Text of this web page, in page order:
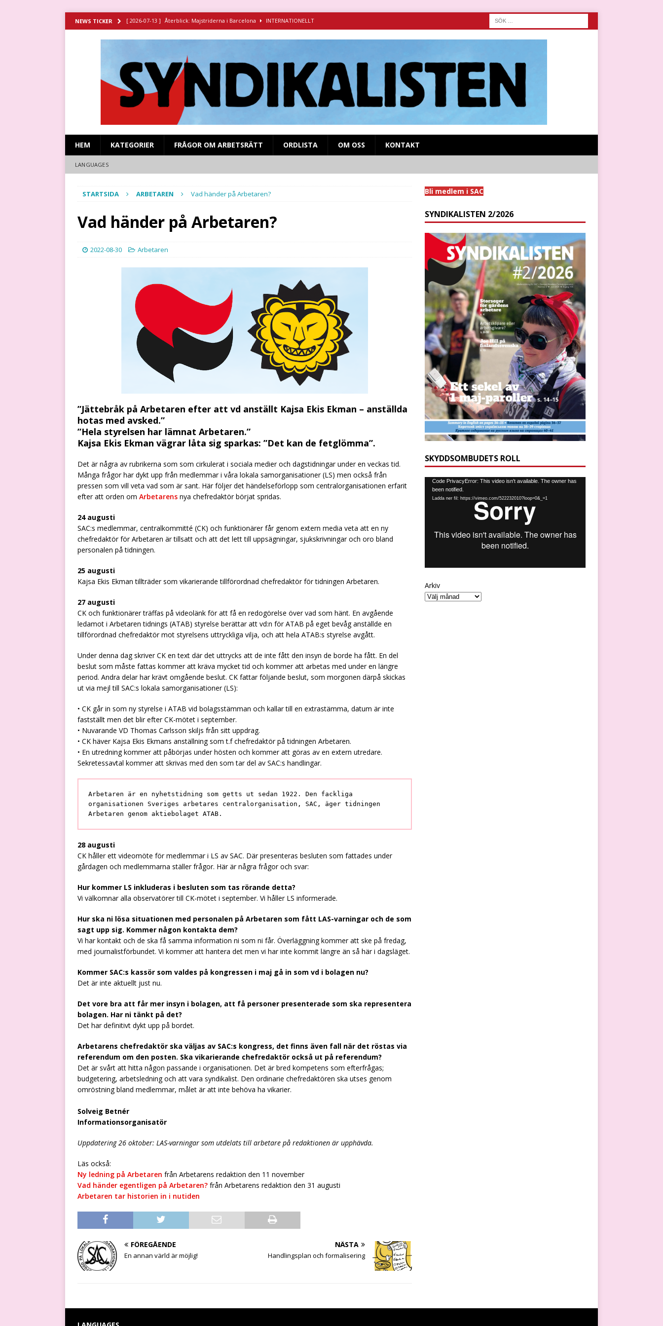
NEWS TICKER [ 2026-07-13 ] Återblick: Majstriderna i Barcelona INTERNATIONELLT
Strejken vid Stripa gruva 1925-1927 – föredrag för Syndikalistiska kamratföreningen
HISTORIA
[ 2026-06-23 ] Missa inte filmen om syndikalistisk kamp på SVT Play! MIGRANTARBETARE
[ 2026-07-15 ] Återblick: Revolutionens och inbördeskrigets Spanien INTERNATIONELLT
HEM KATEGORIER FRÅGOR OM ARBETSRÄTT ORDLISTA OM OSS KONTAKT
LANGUAGES
STARTSIDA ARBETAREN Vad händer på Arbetaren?
Vad händer på Arbetaren?
2022-08-30 Arbetaren
”Jättebråk på Arbetaren efter att vd anställt Kajsa Ekis Ekman – anställda
hotas med avsked.”
”Hela styrelsen har lämnat Arbetaren.”
Kajsa Ekis Ekman vägrar låta sig sparkas: ”Det kan de fetglömma”.
Det är några av rubrikerna som som cirkulerat i sociala medier och dagstidningar under en veckas tid.
Många frågor har dykt upp från medlemmar i våra lokala samorganisationer (LS) men också från
pressen som vill veta vad som är sant. Här följer det händelseförlopp som centralorganisationen erfarit
efter att orden om Arbetarens nya chefredaktör börjat spridas.
24 augusti
SAC:s medlemmar, centralkommitté (CK) och funktionärer får genom extern media veta att en ny
chefredaktör för Arbetaren är tillsatt och att det lett till uppsägningar, sjukskrivningar och oro bland
personalen på tidningen.
25 augusti
Kajsa Ekis Ekman tillträder som vikarierande tillförordnad chefredaktör för tidningen Arbetaren.
27 augusti
CK och funktionärer träffas på videolänk för att få en redogörelse över vad som hänt. En avgående
ledamot i Arbetaren tidnings (ATAB) styrelse berättar att vd:n för ATAB på eget bevåg anställde en
tillförordnad chefredaktör mot styrelsens uttryckliga vilja, och att hela ATAB:s styrelse avgått.
Under denna dag skriver CK en text där det uttrycks att de inte fått den insyn de borde ha fått. En del
beslut som måste fattas kommer att kräva mycket tid och kommer att arbetas med under en längre
period. Andra delar har krävt omgående beslut. CK fattar följande beslut, som morgonen därpå skickas
ut via mejl till SAC:s lokala samorganisationer (LS):
• CK går in som ny styrelse i ATAB vid bolagsstämman och kallar till en extrastämma, datum är inte
fastställt men det blir efter CK-mötet i september.
• Nuvarande VD Thomas Carlsson skiljs från sitt uppdrag.
• CK häver Kajsa Ekis Ekmans anställning som t.f chefredaktör på tidningen Arbetaren.
• En utredning kommer att påbörjas under hösten och kommer att göras av en extern utredare.
Sekretessavtal kommer att skrivas med den som tar del av SAC:s handlingar.
Arbetaren är en nyhetstidning som getts ut sedan 1922. Den fackliga
organisationen Sveriges arbetares centralorganisation, SAC, äger tidningen
Arbetaren genom aktiebolaget ATAB.
28 augusti
CK håller ett videomöte för medlemmar i LS av SAC. Där presenteras besluten som fattades under
gårdagen och medlemmarna ställer frågor. Här är några frågor och svar:
Hur kommer LS inkluderas i besluten som tas rörande detta?
Vi välkomnar alla observatörer till CK-mötet i september. Vi håller LS informerade.
Hur ska ni lösa situationen med personalen på Arbetaren som fått LAS-varningar och de som
sagt upp sig. Kommer någon kontakta dem?
Vi har kontakt och de ska få samma information ni som ni får. Överläggning kommer att ske på fredag,
med journalistförbundet. Vi kommer att hantera det men vi har inte kommit längre än så här i dagsläget.
Kommer SAC:s kassör som valdes på kongressen i maj gå in som vd i bolagen nu?
Det är inte aktuellt just nu.
Det vore bra att får mer insyn i bolagen, att få personer presenterade som ska representera
bolagen. Har ni tänkt på det?
Det har definitivt dykt upp på bordet.
Arbetarens chefredaktör ska väljas av SAC:s kongress, det finns även fall när det röstas via
referendum om den posten. Ska vikarierande chefredaktör också ut på referendum?
Det är svårt att hitta någon passande i organisationen. Det är bred kompetens som efterfrågas;
budgetering, arbetsledning och att vara syndikalist. Den ordinarie chefredaktören ska utses genom
omröstning bland medlemmar, målet är att inte behöva ha vikarier.
Solveig Betnér
Informationsorganisatör
Uppdatering 26 oktober: LAS-varningar som utdelats till arbetare på redaktionen är upphävda.
Läs också:
Ny ledning på Arbetaren från Arbetarens redaktion den 11 november
Vad händer egentligen på Arbetaren? från Arbetarens redaktion den 31 augusti
Arbetaren tar historien in i nutiden
FÖREGÅENDE
En annan värld är möjlig!
NÄSTA
Handlingsplan och formalisering
Bli medlem i SAC
SYNDIKALISTEN 2/2026
SKYDDSOMBUDETS ROLL
Videospelare
Code PrivacyError: This video isn't available. The owner has
been notified.
Ladda ner fil: https://vimeo.com/522232010?loop=0&_=1
Arkiv